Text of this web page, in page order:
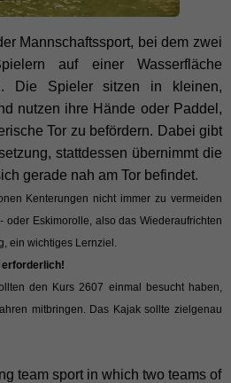
Mannschaftssport, bei dem zwei
auf einer Wasserfläche
Die Spieler sitzen in kleinen,
nutzen ihre Hände oder Paddel,
Tor zu befördern. Dabei gibt
stattdessen übernimmt die
gerade nah am Tor befindet.
Kenterungen nicht immer zu vermeiden
oder Eskimorolle, also das Wiederaufrichten
ein wichtiges Lernziel.
erforderlich!
den Kurs 2607 einmal besucht haben,
mitbringen. Das Kajak sollte zielgenau
team sport in which two teams of